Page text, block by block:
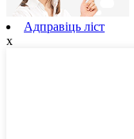
Адправіць ліст
x